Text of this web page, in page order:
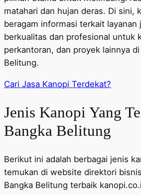
matahari dan hujan deras. Di sini,
beragam informasi terkait layanan
berkualitas dan profesional untuk
perkantoran, dan proyek lainnya
Belitung.
Cari Jasa Kanopi Terdekat?
Jenis Kanopi Yang
Bangka Belitung
Berikut ini adalah berbagai jenis
temukan di website direktori
Bangka Belitung terbaik